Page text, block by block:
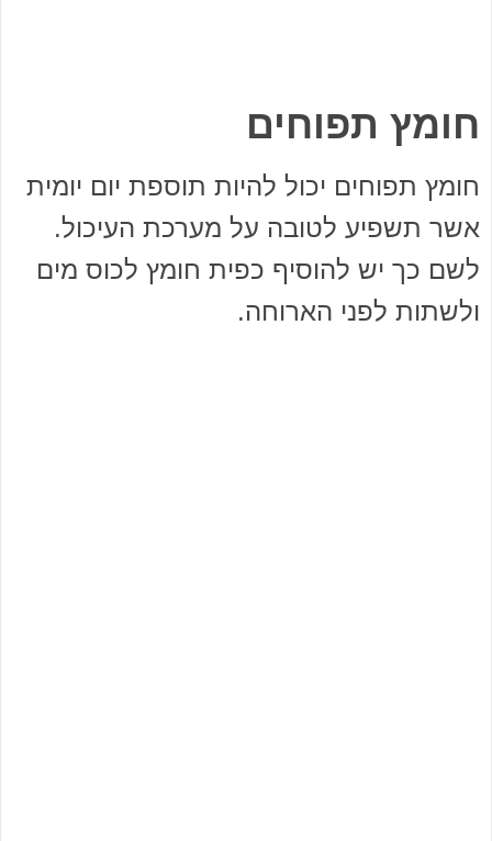
חומץ תפוחים
חומץ תפוחים יכול להיות תוספת יום יומית
אשר תשפיע לטובה על מערכת העיכול.
לשם כך יש להוסיף כפית חומץ לכוס מים
ולשתות לפני הארוחה.